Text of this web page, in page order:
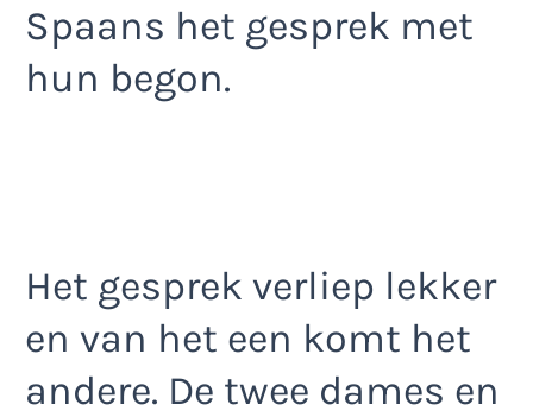
Spaans het gesprek met
hun begon.
Het gesprek verliep lekker
en van het een komt het
andere. De twee dames en